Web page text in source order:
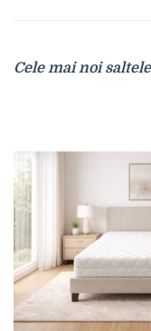
Cele mai noi saltele